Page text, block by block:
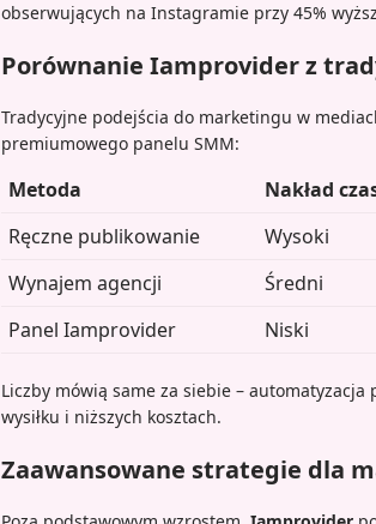
obserwujących na Instagramie przy 45%
Porównanie Iamprovider z
Tradycyjne podejścia do marketingu w
premiumowego panelu SMM:
Metoda Nakład
Ręczne publikowanie
Wysoki
Wynajem agencji
Średni
Panel Iamprovider
Niski
Liczby mówią same za siebie – automatyzacja
wysiłku i niższych kosztach.
Zaawansowane strategie dla